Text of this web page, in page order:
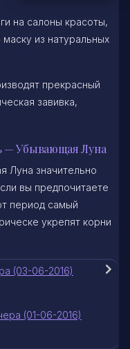
на салоны красоты,
из натуральных
прекрасный
завивка,
— Убывающая Луна
Луна значительно
вы предпочитаете
период самый
укрепят корни
(03-06-2016)
(01-06-2016)